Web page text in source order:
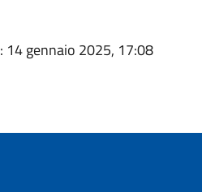
: 14 gennaio 2025, 17:08